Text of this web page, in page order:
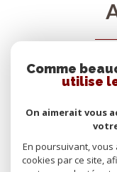
© 2026 | Tous
Site
Comme
utilise
On aimerait vous
En poursuivant,
cookies par ce site,